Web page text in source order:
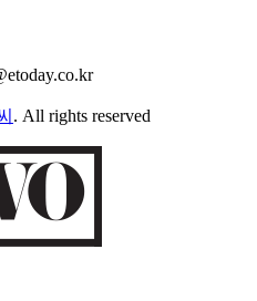
. All rights reserved